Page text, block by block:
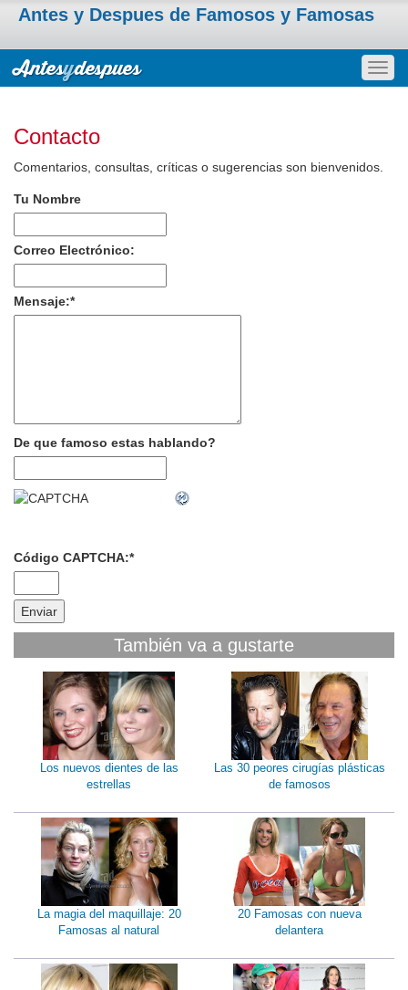
Antes y Despues de Famosos y Famosas
Contacto
Comentarios, consultas, críticas o sugerencias son bienvenidos.
Tu Nombre
Correo Electrónico:
Mensaje:*
De que famoso estas hablando?
Código CAPTCHA:*
También va a gustarte
Los nuevos dientes de las
estrellas
Las 30 peores cirugías plásticas
de famosos
La magia del maquillaje: 20
Famosas al natural
20 Famosas con nueva
delantera